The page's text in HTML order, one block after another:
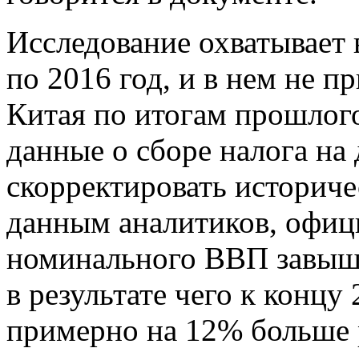
Исследование
по 2016 год, и в нем не
Китая по итогам
данные о сборе налога
скорректировать
данным аналитиков,
номинального ВВП
в результате чего к
примерно на 12% больше